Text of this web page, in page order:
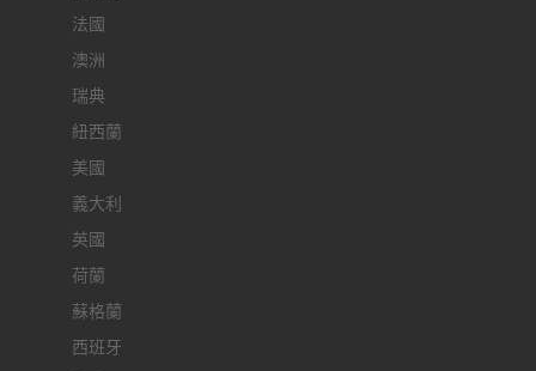
法國
澳洲
瑞典
紐西蘭
美國
義大利
英國
荷蘭
蘇格蘭
西班牙